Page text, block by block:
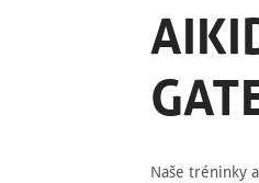
Naše tréninky